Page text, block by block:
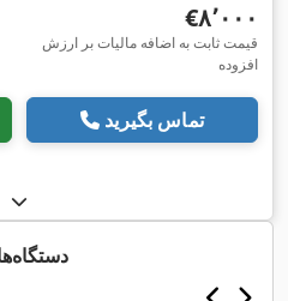
‎€۸٬۰۰۰
قیمت ثابت به اضافه مالیات بر ارزش
افزوده
تماس بگیرید